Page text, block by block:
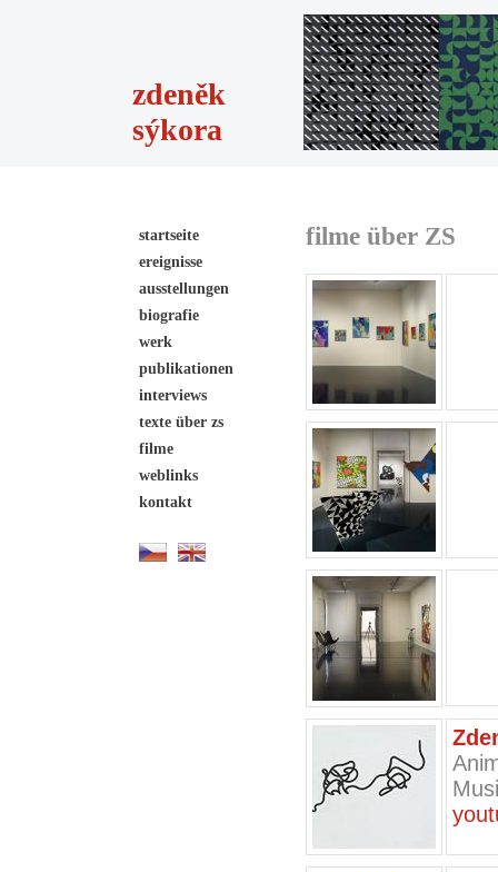
zdeněk
sýkora
startseite
ereignisse
ausstellungen
biografie
werk
publikationen
interviews
texte über zs
filme
weblinks
kontakt
filme über ZS